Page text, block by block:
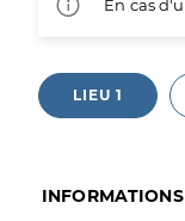
En cas
LIEU 1